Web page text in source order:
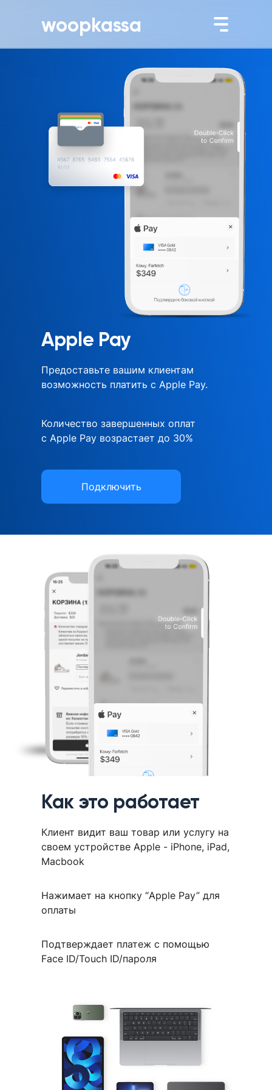
woopkassa
Double-Click
to Confirm
Apple Pay
Предоставьте вашим клиентам
возможность платить с Apple Pay.
Количество завершенных оплат
с Apple Pay возрастает до 30%
Подключить
Double-Click
to Confirm
Как это работает
Клиент видит ваш товар или услугу на
своем устройстве Apple - iPhone, iPad,
Macbook
Нажимает на кнопку “Apple Pay” для
оплаты
Подтверждает платеж с помощью
Face ID/Touch ID/пароля